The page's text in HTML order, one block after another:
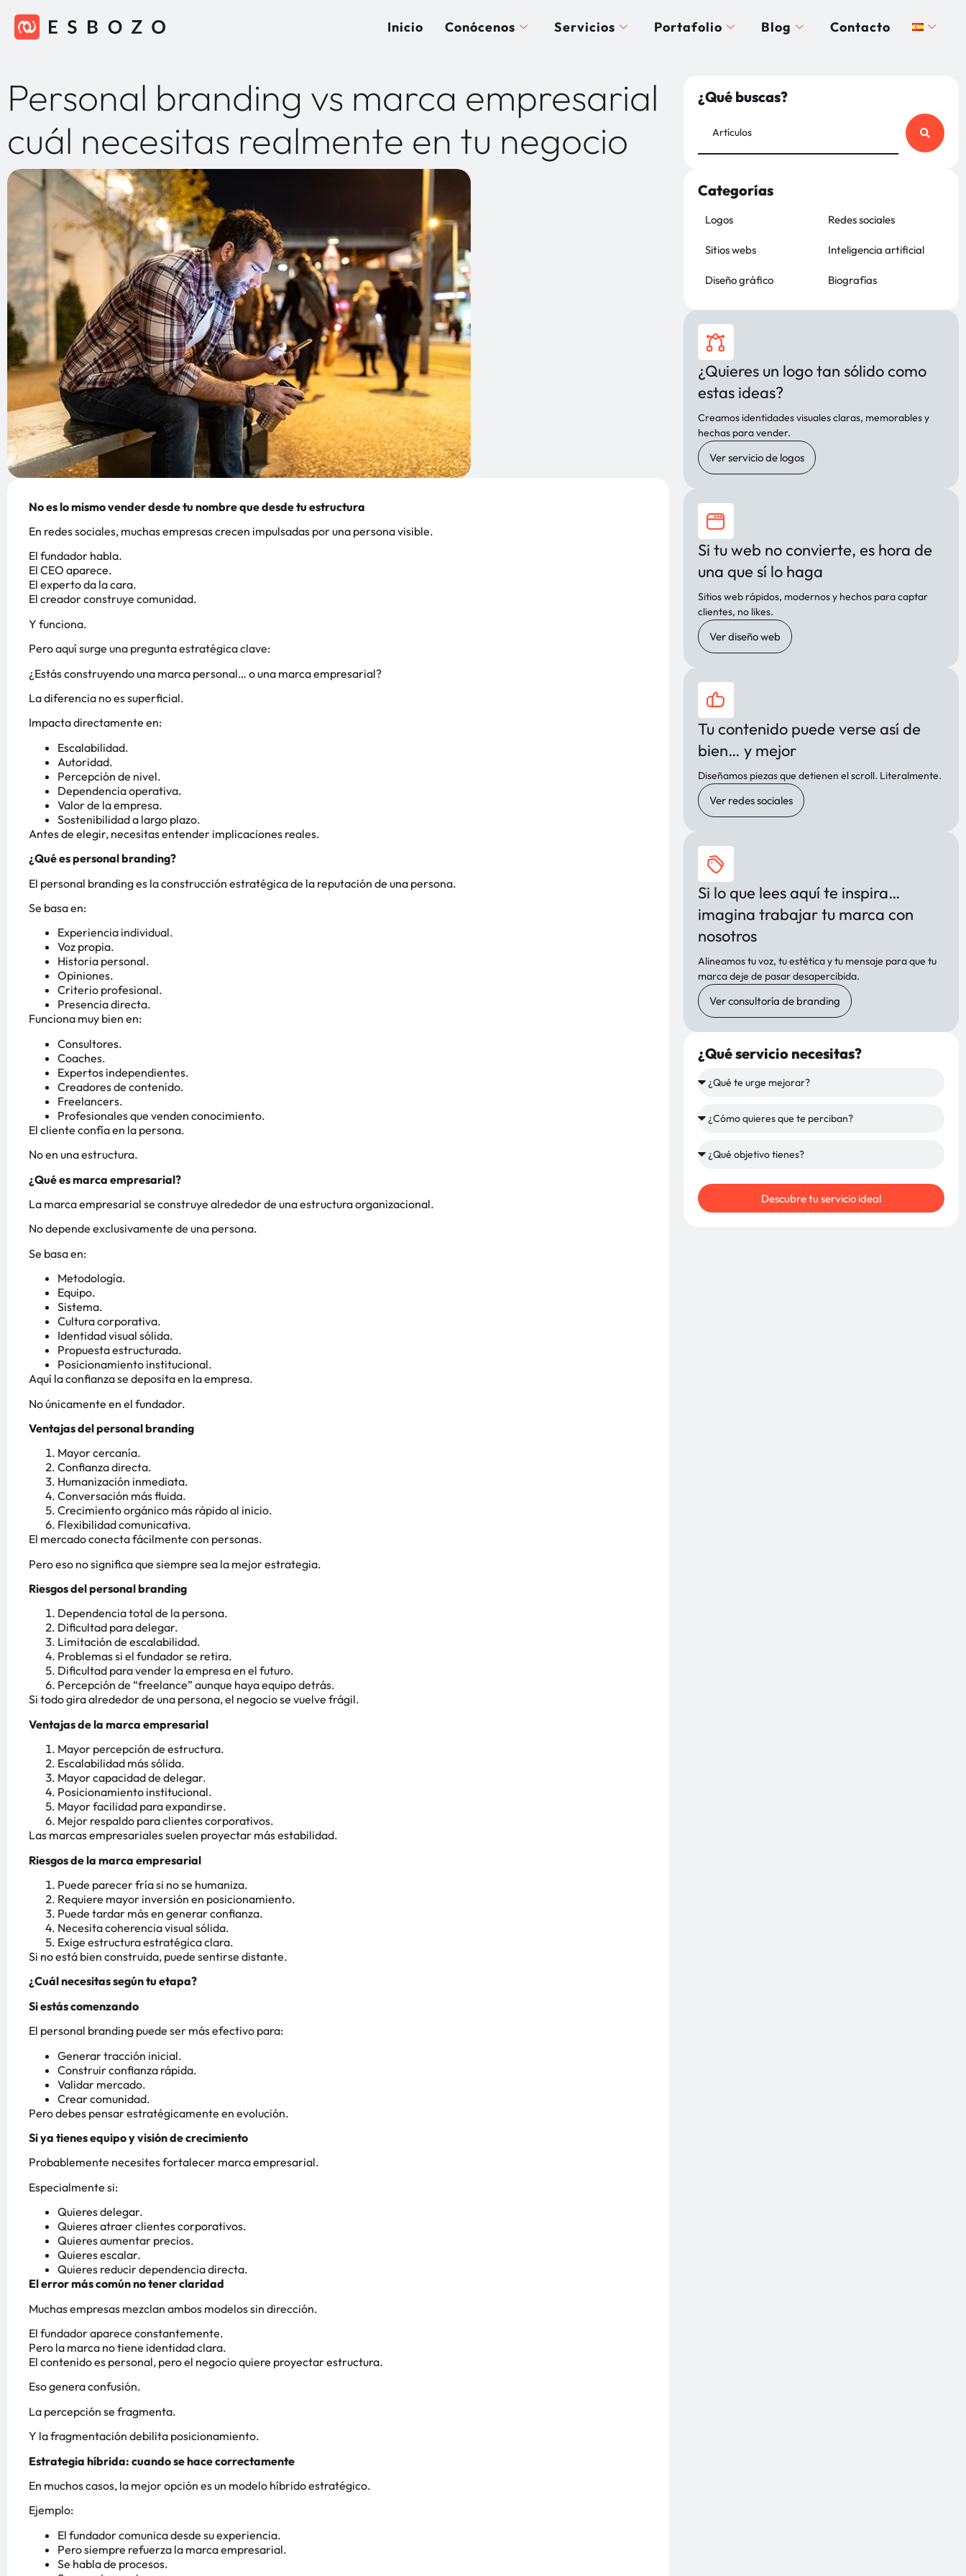
Inicio Conócenos Servicios Portafolio Blog Contacto
Personal branding vs marca empresarial
cuál necesitas realmente en tu negocio
No es lo mismo vender desde tu nombre que desde tu estructura
En redes sociales, muchas empresas crecen impulsadas por una persona visible.
El fundador habla.
El CEO aparece.
El experto da la cara.
El creador construye comunidad.
Y funciona.
Pero aquí surge una pregunta estratégica clave:
¿Estás construyendo una marca personal… o una marca empresarial?
La diferencia no es superficial.
Impacta directamente en:
Escalabilidad.
Autoridad.
Percepción de nivel.
Dependencia operativa.
Valor de la empresa.
Sostenibilidad a largo plazo.
Antes de elegir, necesitas entender implicaciones reales.
¿Qué es personal branding?
El personal branding es la construcción estratégica de la reputación de una persona.
Se basa en:
Experiencia individual.
Voz propia.
Historia personal.
Opiniones.
Criterio profesional.
Presencia directa.
Funciona muy bien en:
Consultores.
Coaches.
Expertos independientes.
Creadores de contenido.
Freelancers.
Profesionales que venden conocimiento.
El cliente confía en la persona.
No en una estructura.
¿Qué es marca empresarial?
La marca empresarial se construye alrededor de una estructura organizacional.
No depende exclusivamente de una persona.
Se basa en:
Metodología.
Equipo.
Sistema.
Cultura corporativa.
Identidad visual sólida.
Propuesta estructurada.
Posicionamiento institucional.
Aquí la confianza se deposita en la empresa.
No únicamente en el fundador.
Ventajas del personal branding
Mayor cercanía.
Confianza directa.
Humanización inmediata.
Conversación más fluida.
Crecimiento orgánico más rápido al inicio.
Flexibilidad comunicativa.
El mercado conecta fácilmente con personas.
Pero eso no significa que siempre sea la mejor estrategia.
Riesgos del personal branding
Dependencia total de la persona.
Dificultad para delegar.
Limitación de escalabilidad.
Problemas si el fundador se retira.
Dificultad para vender la empresa en el futuro.
Percepción de “freelance” aunque haya equipo detrás.
Si todo gira alrededor de una persona, el negocio se vuelve frágil.
Ventajas de la marca empresarial
Mayor percepción de estructura.
Escalabilidad más sólida.
Mayor capacidad de delegar.
Posicionamiento institucional.
Mayor facilidad para expandirse.
Mejor respaldo para clientes corporativos.
Las marcas empresariales suelen proyectar más estabilidad.
Riesgos de la marca empresarial
Puede parecer fría si no se humaniza.
Requiere mayor inversión en posicionamiento.
Puede tardar más en generar confianza.
Necesita coherencia visual sólida.
Exige estructura estratégica clara.
Si no está bien construida, puede sentirse distante.
¿Cuál necesitas según tu etapa?
Si estás comenzando
El personal branding puede ser más efectivo para:
Generar tracción inicial.
Construir confianza rápida.
Validar mercado.
Crear comunidad.
Pero debes pensar estratégicamente en evolución.
Si ya tienes equipo y visión de crecimiento
Probablemente necesites fortalecer marca empresarial.
Especialmente si:
Quieres delegar.
Quieres atraer clientes corporativos.
Quieres aumentar precios.
Quieres escalar.
Quieres reducir dependencia directa.
El error más común no tener claridad
Muchas empresas mezclan ambos modelos sin dirección.
El fundador aparece constantemente.
Pero la marca no tiene identidad clara.
El contenido es personal, pero el negocio quiere proyectar estructura.
Eso genera confusión.
La percepción se fragmenta.
Y la fragmentación debilita posicionamiento.
Estrategia híbrida: cuando se hace correctamente
En muchos casos, la mejor opción es un modelo híbrido estratégico.
Ejemplo:
El fundador comunica desde su experiencia.
Pero siempre refuerza la marca empresarial.
Se habla de procesos.
¿Qué buscas?
Categorías
Logos
Sitios webs
Diseño gráfico
Redes sociales
Inteligencia artificial
Biografías
¿Quieres un logo tan sólido como
estas ideas?
Creamos identidades visuales claras, memorables y
hechas para vender.
Ver servicio de logos
Si tu web no convierte, es hora de
una que sí lo haga
Sitios web rápidos, modernos y hechos para captar
clientes, no likes.
Ver diseño web
Tu contenido puede verse así de
bien… y mejor
Diseñamos piezas que detienen el scroll. Literalmente.
Ver redes sociales
Si lo que lees aquí te inspira…
imagina trabajar tu marca con
nosotros
Alineamos tu voz, tu estética y tu mensaje para que tu
marca deje de pasar desapercibida.
Ver consultoría de branding
¿Qué servicio necesitas?
Descubre tu servicio ideal